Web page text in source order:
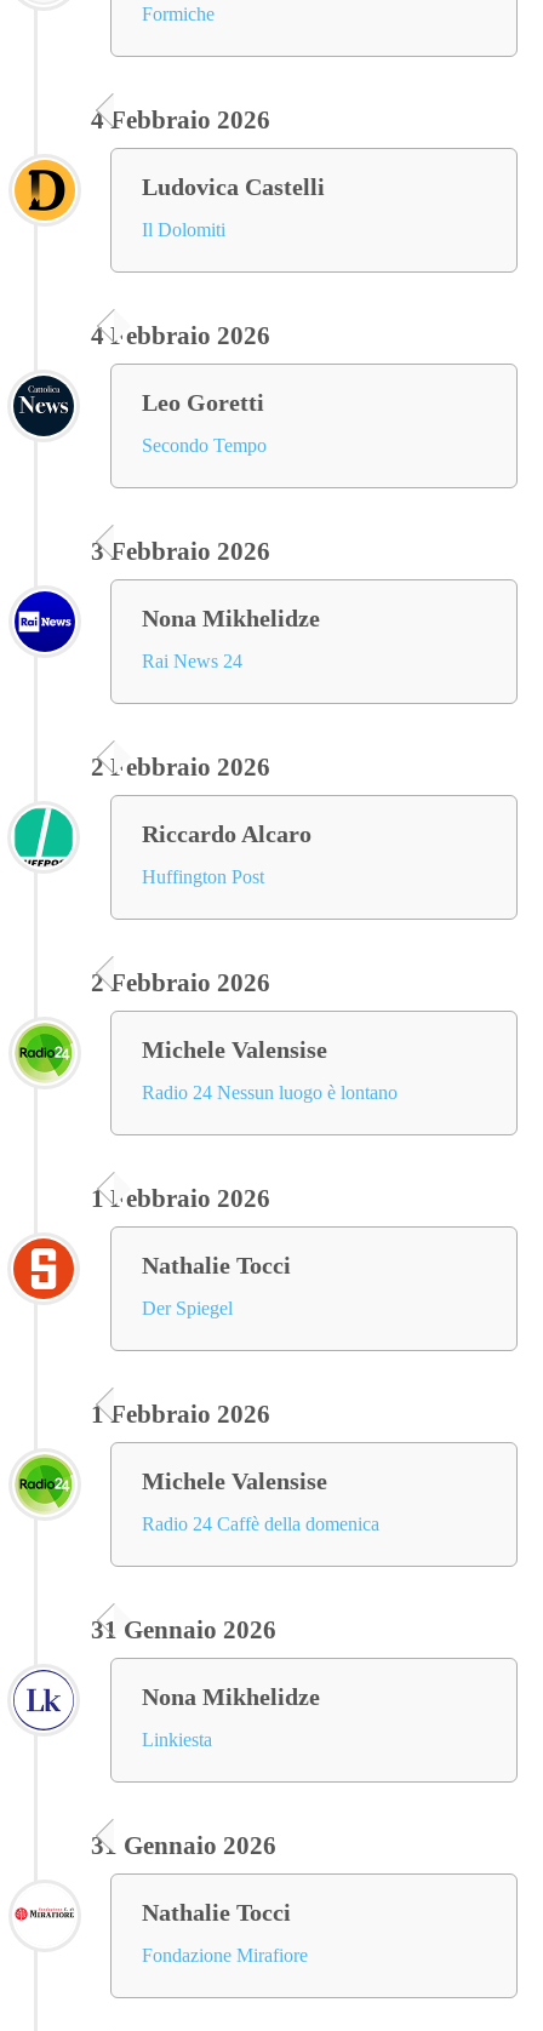
Formiche
4 Febbraio 2026
Ludovica Castelli
Il Dolomiti
4 Febbraio 2026
Leo Goretti
Secondo Tempo
3 Febbraio 2026
Nona Mikhelidze
Rai News 24
2 Febbraio 2026
Riccardo Alcaro
Huffington Post
2 Febbraio 2026
Michele Valensise
Radio 24 Nessun luogo è lontano
1 Febbraio 2026
Nathalie Tocci
Der Spiegel
1 Febbraio 2026
Michele Valensise
Radio 24 Caffè della domenica
31 Gennaio 2026
Nona Mikhelidze
Linkiesta
31 Gennaio 2026
Nathalie Tocci
Fondazione Mirafiore